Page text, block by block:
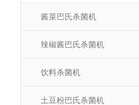
酱菜巴氏杀菌机
辣椒酱巴氏杀菌机
饮料杀菌机
土豆粉巴氏杀菌机